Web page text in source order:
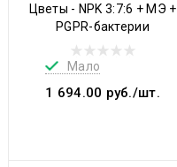
Цветы - NPK 3:7:6 + МЭ +
PGPR-бактерии
Мало
1 694.00 руб./шт.